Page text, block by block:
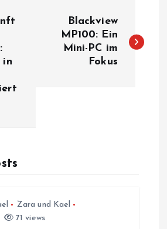
in
Blackview
MP100: Ein
Mini-PC im
Fokus
Zara und Kael
71 views